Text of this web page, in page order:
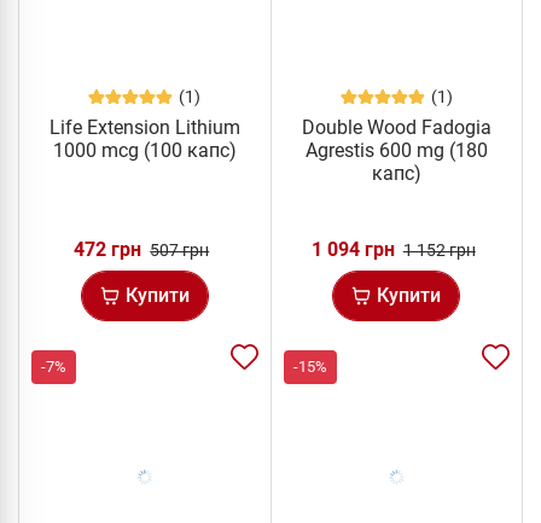
(1)
Life Extension Lithium
1000 mcg (100 капс)
472 грн 507 грн
Купити
(1)
Double Wood Fadogia
Agrestis 600 mg (180
капс)
1 094 грн 1 152 грн
Купити
-7% -15%